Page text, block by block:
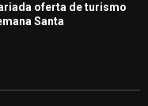
oferta de turismo
Santa